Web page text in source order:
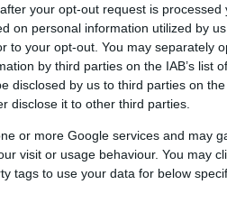
your opt-out request is processed
on personal information utilized by
to your opt-out. You may separately
by third parties on the IAB’s list
disclosed by us to third parties on the
disclose it to other third parties.
or more Google services and may
visit or usage behaviour. You may
tags to use your data for below
2018. február 20. kedd, 06:45
Szocsi megijedt a
fenyegetéstől?